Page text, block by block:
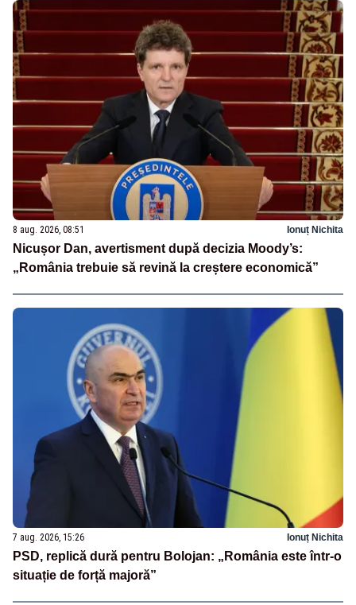
8 aug. 2026, 08:51 Ionuț Nichita
Nicușor Dan, avertisment după decizia Moody’s:
„România trebuie să revină la creștere economică”
7 aug. 2026, 15:26 Ionuț Nichita
PSD, replică dură pentru Bolojan: „România este într-o
situație de forță majoră”